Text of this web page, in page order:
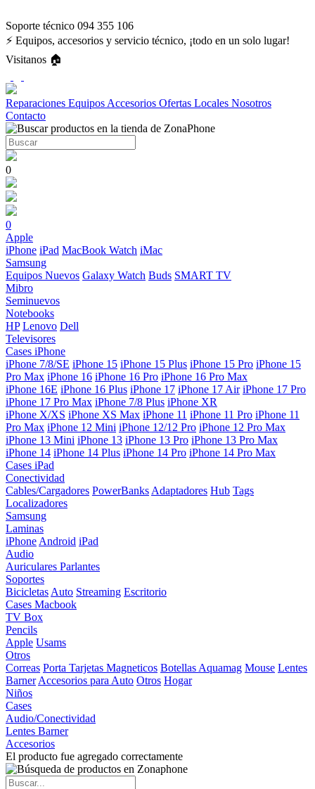
Soporte técnico 094 355 106
⚡ Equipos, accesorios y servicio técnico, ¡todo en un solo lugar!
Visitanos 🏠
Reparaciones Equipos Accesorios Ofertas Locales Nosotros
Contacto
0
0
Apple
iPhone iPad MacBook Watch iMac
Samsung
Equipos Nuevos Galaxy Watch Buds SMART TV
Mibro
Seminuevos
Notebooks
HP Lenovo Dell
Televisores
Cases iPhone
iPhone 7/8/SE iPhone 15 iPhone 15 Plus iPhone 15 Pro iPhone 15
Pro Max iPhone 16 iPhone 16 Pro iPhone 16 Pro Max
iPhone 16E iPhone 16 Plus iPhone 17 iPhone 17 Air iPhone 17 Pro
iPhone 17 Pro Max iPhone 7/8 Plus iPhone XR
iPhone X/XS iPhone XS Max iPhone 11 iPhone 11 Pro iPhone 11
Pro Max iPhone 12 Mini iPhone 12/12 Pro iPhone 12 Pro Max
iPhone 13 Mini iPhone 13 iPhone 13 Pro iPhone 13 Pro Max
iPhone 14 iPhone 14 Plus iPhone 14 Pro iPhone 14 Pro Max
Cases iPad
Conectividad
Cables/Cargadores PowerBanks Adaptadores Hub Tags
Localizadores
Samsung
Laminas
iPhone Android iPad
Audio
Auriculares Parlantes
Soportes
Bicicletas Auto Streaming Escritorio
Cases Macbook
TV Box
Pencils
Apple Usams
Otros
Correas Porta Tarjetas Magneticos Botellas Aquamag Mouse Lentes
Barner Accesorios para Auto Otros Hogar
Niños
Cases
Audio/Conectividad
Lentes Barner
Accesorios
El producto fue agregado correctamente